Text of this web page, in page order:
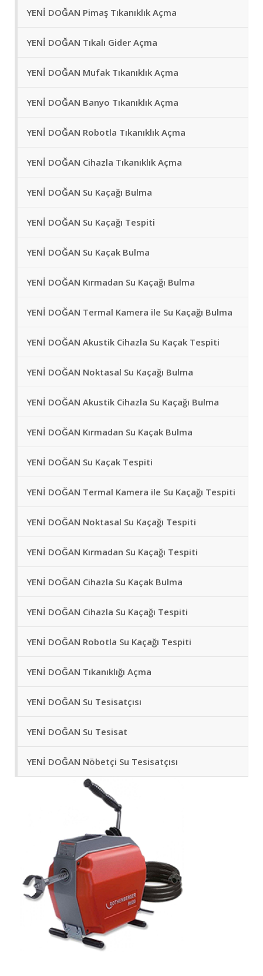
YENİ DOĞAN Pimaş Tıkanıklık Açma
YENİ DOĞAN Tıkalı Gider Açma
YENİ DOĞAN Mufak Tıkanıklık Açma
YENİ DOĞAN Banyo Tıkanıklık Açma
YENİ DOĞAN Robotla Tıkanıklık Açma
YENİ DOĞAN Cihazla Tıkanıklık Açma
YENİ DOĞAN Su Kaçağı Bulma
YENİ DOĞAN Su Kaçağı Tespiti
YENİ DOĞAN Su Kaçak Bulma
YENİ DOĞAN Kırmadan Su Kaçağı Bulma
YENİ DOĞAN Termal Kamera ile Su Kaçağı Bulma
YENİ DOĞAN Akustik Cihazla Su Kaçak Tespiti
YENİ DOĞAN Noktasal Su Kaçağı Bulma
YENİ DOĞAN Akustik Cihazla Su Kaçağı Bulma
YENİ DOĞAN Kırmadan Su Kaçak Bulma
YENİ DOĞAN Su Kaçak Tespiti
YENİ DOĞAN Termal Kamera ile Su Kaçağı Tespiti
YENİ DOĞAN Noktasal Su Kaçağı Tespiti
YENİ DOĞAN Kırmadan Su Kaçağı Tespiti
YENİ DOĞAN Cihazla Su Kaçak Bulma
YENİ DOĞAN Cihazla Su Kaçağı Tespiti
YENİ DOĞAN Robotla Su Kaçağı Tespiti
YENİ DOĞAN Tıkanıklığı Açma
YENİ DOĞAN Su Tesisatçısı
YENİ DOĞAN Su Tesisat
YENİ DOĞAN Nöbetçi Su Tesisatçısı